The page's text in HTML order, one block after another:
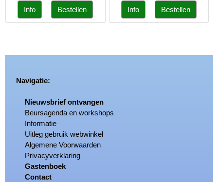
Navigatie:
Nieuwsbrief ontvangen
Beursagenda en workshops
Informatie
Uitleg gebruik webwinkel
Algemene Voorwaarden
Privacyverklaring
Gastenboek
Contact